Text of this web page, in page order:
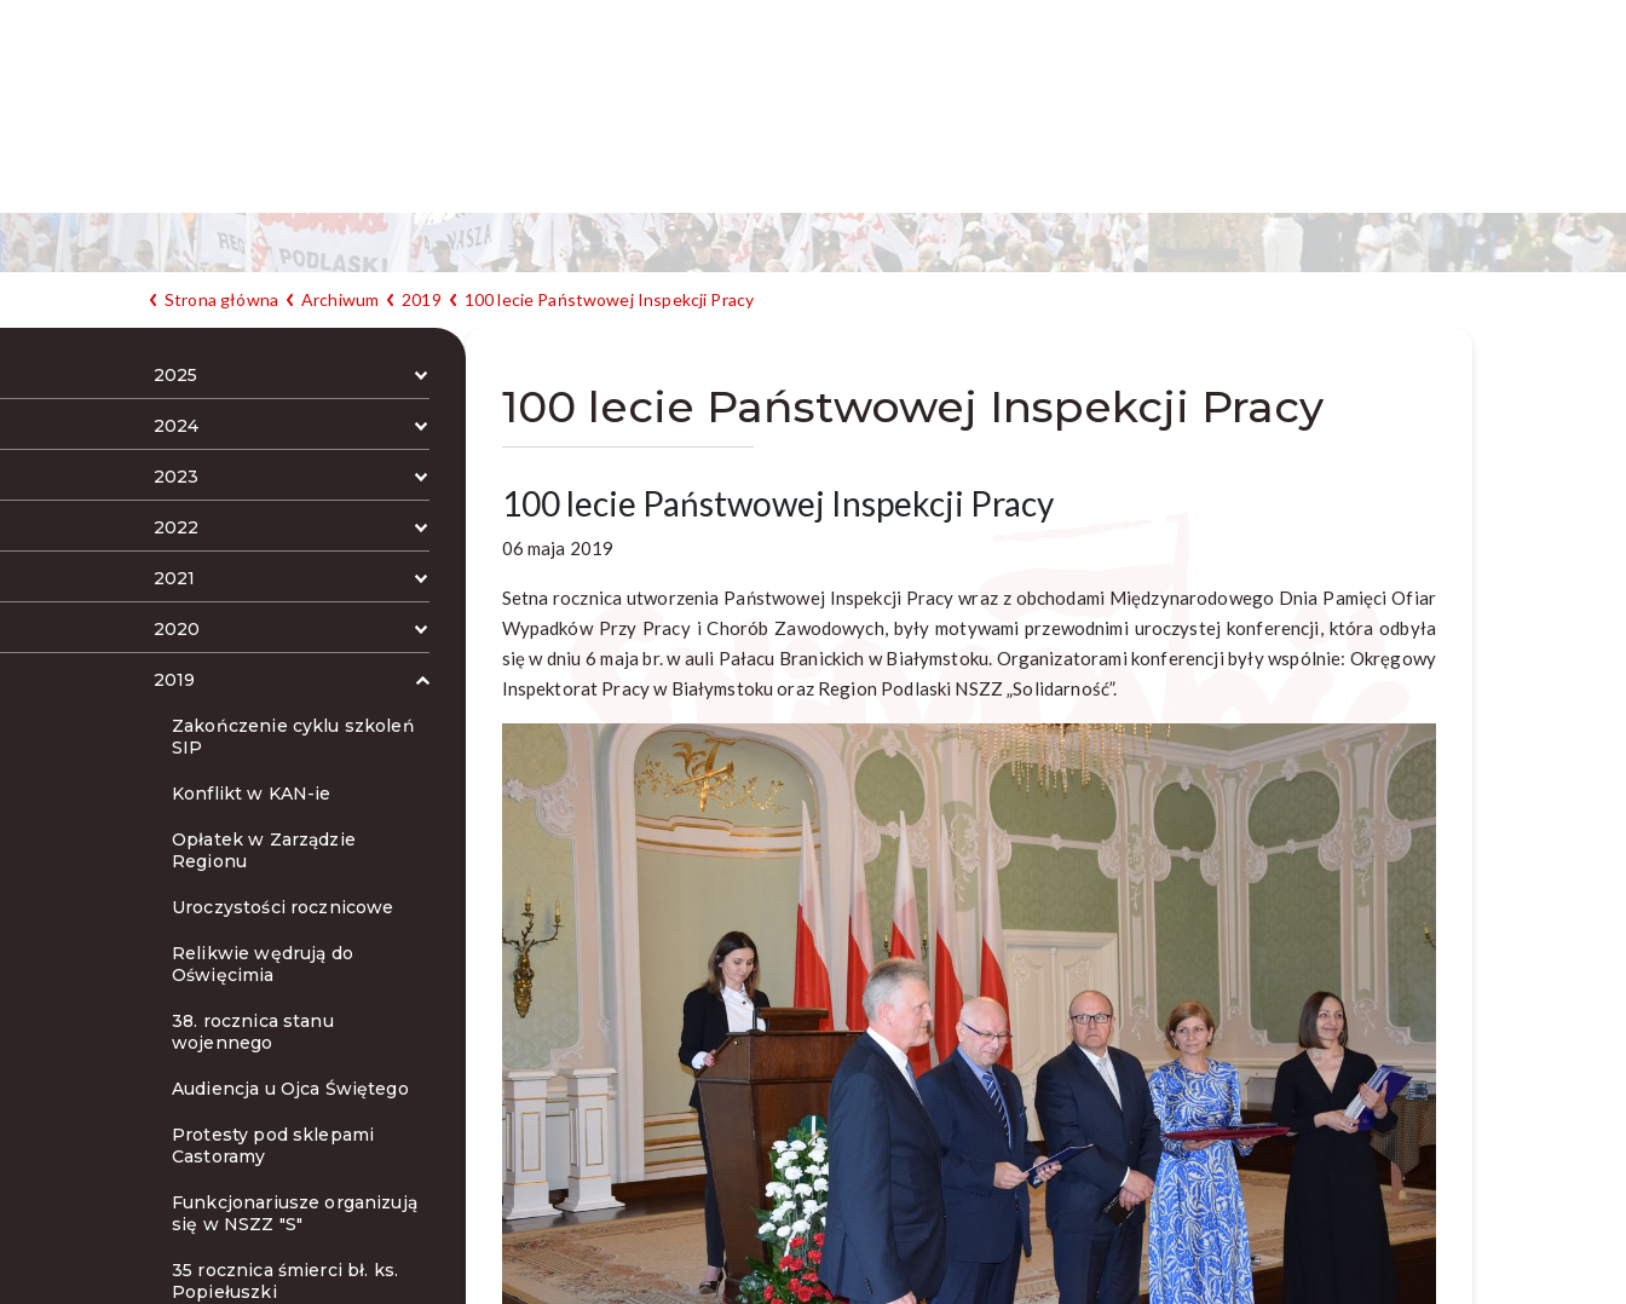
Strona główna Archiwum 2019 100 lecie Państwowej Inspekcji Pracy
2025
2024
2023
2022
2021
2020
2019
Zakończenie cyklu szkoleń
SIP
Konflikt w KAN-ie
Opłatek w Zarządzie
Regionu
Uroczystości rocznicowe
Relikwie wędrują do
Oświęcimia
38. rocznica stanu
wojennego
Audiencja u Ojca Świętego
Protesty pod sklepami
Castoramy
Funkcjonariusze organizują
się w NSZZ "S"
35 rocznica śmierci bł. ks.
Popiełuszki
100 lecie Państwowej Inspekcji Pracy
100 lecie Państwowej Inspekcji Pracy
06 maja 2019
Setna rocznica utworzenia Państwowej Inspekcji Pracy wraz z obchodami Międzynarodowego Dnia Pamięci Ofiar
Wypadków Przy Pracy i Chorób Zawodowych, były motywami przewodnimi uroczystej konferencji, która odbyła
się w dniu 6 maja br. w auli Pałacu Branickich w Białymstoku. Organizatorami konferencji były wspólnie: Okręgowy
Inspektorat Pracy w Białymstoku oraz Region Podlaski NSZZ „Solidarność”.